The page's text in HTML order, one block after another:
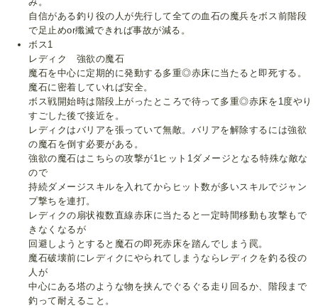
自信がある釣り役の人が先行して全ての血石の魔兵をボス前階段
で足止めor殲滅できれば事故が減る。
ボス1
レディク 強欲の魔石
魔石を中心に定期的に発動する多重◎赤床に当たると即死する。
魔石に密着していれば安全。
ボス戦開始時は階段上がったところで待って多重◎赤床を1度やり
すごした後で接近を。
レディクはバリアを張っていて無敵。バリアを解除するには強欲
の魔石を倒す必要がある。
強欲の魔石はこちらの攻撃が1ヒット1ダメージとなる特殊な敵な
ので
持続ダメージスキルを入れてからヒット数が多いスキルでジャン
プ撃ちを連打。
レディクの扇状複数直線赤床に当たると一定時間移動も攻撃もで
きなくなるが
回避しようとすると魔石の即死赤床を踏んでしまう罠。
魔石破壊前にレディクにやられてしまうならレディクを釣る役の
人が
中心にある塔のような物を挟んでぐるぐる走り回るか、階段まで
釣って耐えること。